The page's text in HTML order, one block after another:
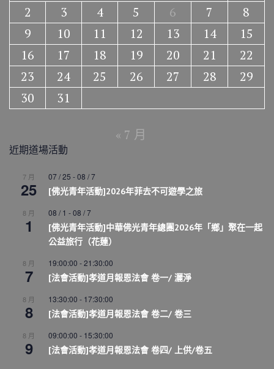
2
3 4 5 6 7
8
9
10 11 12 13 14
15
16
17 18 19 20 21
22
23
24 25 26 27 28
29
30
31
« 7 月
近期道場活動
7 月
25
07 / 25 -08 / 7
[佛光青年活動]2026年菲去不可遊學之旅
8 月
1
08 / 1 -08 / 7
[佛光青年活動]中華佛光青年總團2026年「鄉」聚在一起
公益旅行（花蓮）
8 月
7
19:00:00 -21:30:00
[法會活動]孝道月報恩法會 卷一/ 灑淨
8 月
8
13:30:00 - 17:30:00
[法會活動]孝道月報恩法會 卷二/ 卷三
8 月
9
09:00:00 - 15:30:00
[法會活動]孝道月報恩法會 卷四/ 上供/卷五